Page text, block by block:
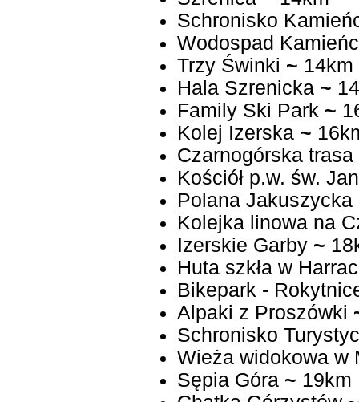
Schronisko
Wodospad
Trzy Świnki ~ 14km
Hala Szrenicka ~
Family Ski Park ~
Kolej Izerska ~
Czarnogórska
Kościół p.w. św.
Polana Jakuszycka
Kolejka linowa na
Izerskie Garby ~
Huta szkła w
Bikepark -
Alpaki z Proszówki
Schronisko
Wieża widokowa w
Sępia Góra ~ 19km